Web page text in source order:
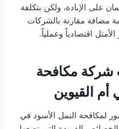
على الإبادة، ولكن بتكلفة
مضافة مقارنة بالشركات
الأمثل اقتصادياً وعملياً.
شركة مكافحة
أم القيوين
لمكافحة النمل الأسود في